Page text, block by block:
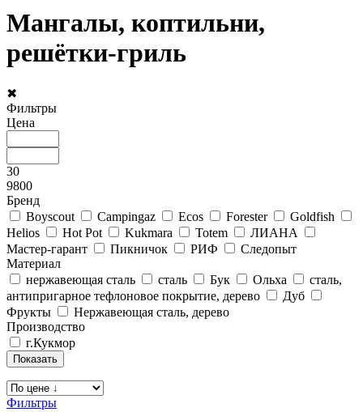
Мангалы, коптильни,
решётки-гриль
✖
Фильтры
Цена
30
9800
Бренд
Boyscout
Campingaz Ecos Forester
Goldfish
Helios
Hot Pot Kukmara Totem
ЛИАНА
Мастер-гарант
Пикничок РИФ
Следопыт
Материал
нержавеющая сталь
сталь Бук Ольха
сталь,
антипригарное тефлоновое покрытие, дерево
Дуб
Фрукты
Нержавеющая сталь, дерево
Производство
г.Кукмор
Фильтры